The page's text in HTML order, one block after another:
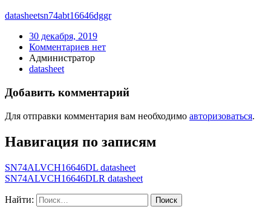
datasheetsn74abt16646dggr
30 декабря, 2019
Комментариев нет
Администратор
datasheet
Добавить комментарий
Для отправки комментария вам необходимо авторизоваться.
Навигация по записям
SN74ALVCH16646DL datasheet
SN74ALVCH16646DLR datasheet
Найти: